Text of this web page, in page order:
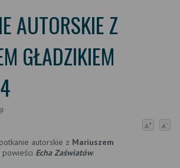
AUTORSKIE Z
GŁADZIKIEM
A+ A-
autorskie z Mariuszem
powieści Echa Zaświatów.